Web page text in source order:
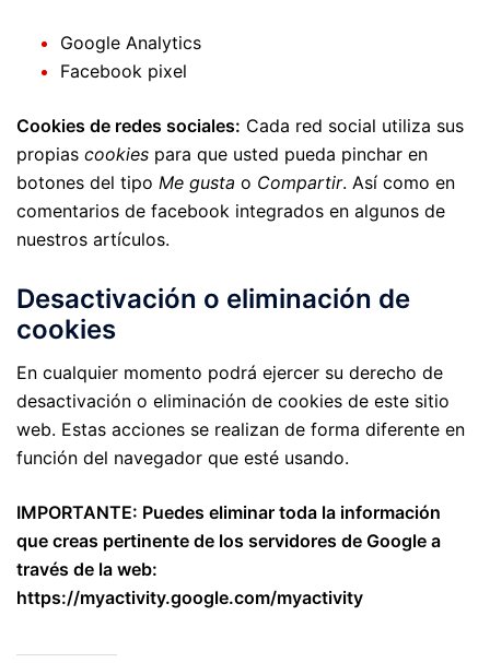
Google Analytics
Facebook pixel
Cookies de redes sociales: Cada red social utiliza sus
propias cookies para que usted pueda pinchar en
botones del tipo Me gusta o Compartir. Así como en
comentarios de facebook integrados en algunos de
nuestros artículos.
Desactivación o eliminación de
cookies
En cualquier momento podrá ejercer su derecho de
desactivación o eliminación de cookies de este sitio
web. Estas acciones se realizan de forma diferente en
función del navegador que esté usando.
IMPORTANTE: Puedes eliminar toda la información
que creas pertinente de los servidores de Google a
través de la web:
https://myactivity.google.com/myactivity